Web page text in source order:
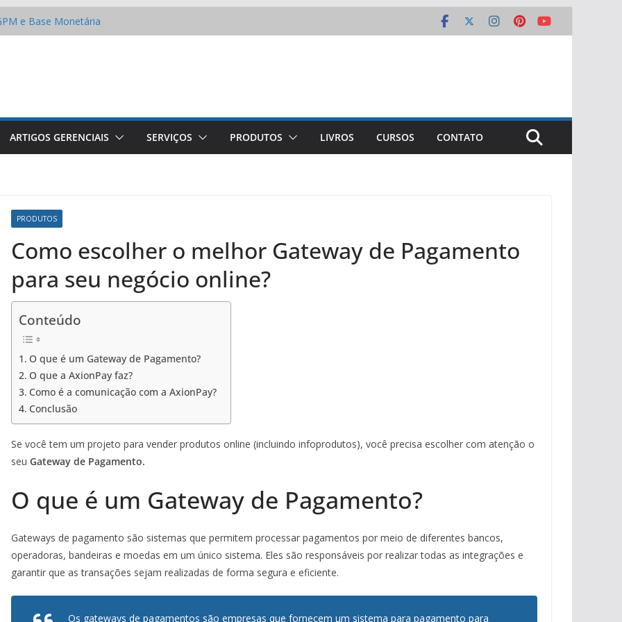
e Base Monetária
o custo do seu projeto?
na conta de água
em empresas de
ARTIGOS GERENCIAIS SERVIÇOS PRODUTOS LIVROS CURSOS CONTATO
PRODUTOS
Como escolher o melhor Gateway de Pagamento
para seu negócio online?
Conteúdo
O que é um Gateway de Pagamento?
O que a AxionPay faz?
Como é a comunicação com a AxionPay?
Conclusão
Se você tem um projeto para vender produtos online (incluindo infoprodutos), você precisa escolher com atenção o
seu Gateway de Pagamento.
O que é um Gateway de Pagamento?
Gateways de pagamento são sistemas que permitem processar pagamentos por meio de diferentes bancos,
operadoras, bandeiras e moedas em um único sistema. Eles são responsáveis por realizar todas as integrações e
garantir que as transações sejam realizadas de forma segura e eficiente.
Os gateways de pagamentos são empresas que fornecem um sistema para pagamento para